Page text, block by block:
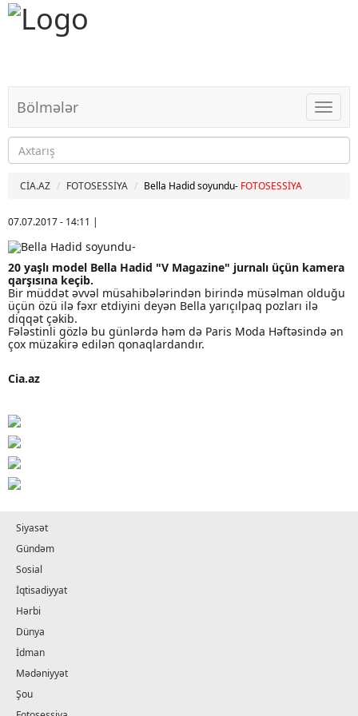
Bölmələr
CİA.AZ FOTOSESSİYA Bella Hadid soyundu- FOTOSESSİYA
07.07.2017 - 14:11 |
20 yaşlı model Bella Hadid "V Magazine" jurnalı üçün kamera
qarşısına keçib.
Bir müddət əvvəl müsahibələrindən birində müsəlman olduğu
üçün özü ilə fəxr etdiyini deyən Bella yarıçılpaq pozları ilə
diqqət çəkib.
Fələstinli gözlə bu günlərdə həm də Paris Moda Həftəsində ən
çox müzakirə edilən qonaqlardandır.
Cia.az
Siyasət
Gündəm
Sosial
İqtisadiyyat
Hərbi
Dünya
İdman
Mədəniyyət
Şou